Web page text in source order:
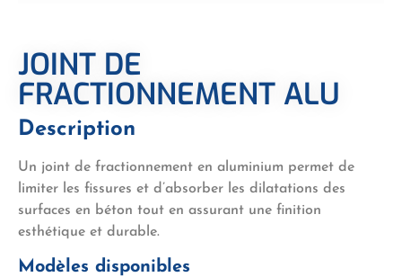
JOINT DE
FRACTIONNEMENT ALU
Description
Un joint de fractionnement en aluminium permet de
limiter les fissures et d’absorber les dilatations des
surfaces en béton tout en assurant une finition
esthétique et durable.
Modèles disponibles